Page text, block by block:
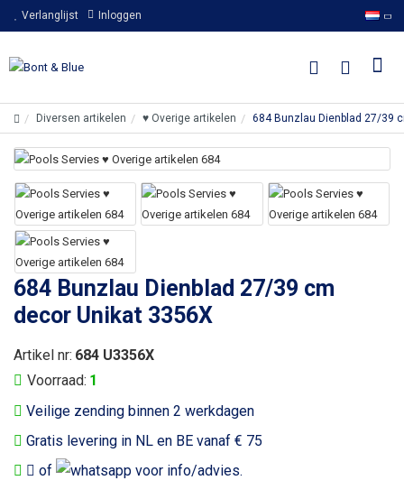
Verlanglijst Inloggen
Diversen artikelen ♥ Overige artikelen 684 Bunzlau Dienblad 27/39
684 Bunzlau Dienblad 27/39 cm
decor Unikat 3356X
Veilige zending binnen 2 werkdagen
Gratis levering in NL en BE vanaf € 75
of
voor info/advies.
Voorraad: 1
Artikel nr: 684 U3356X